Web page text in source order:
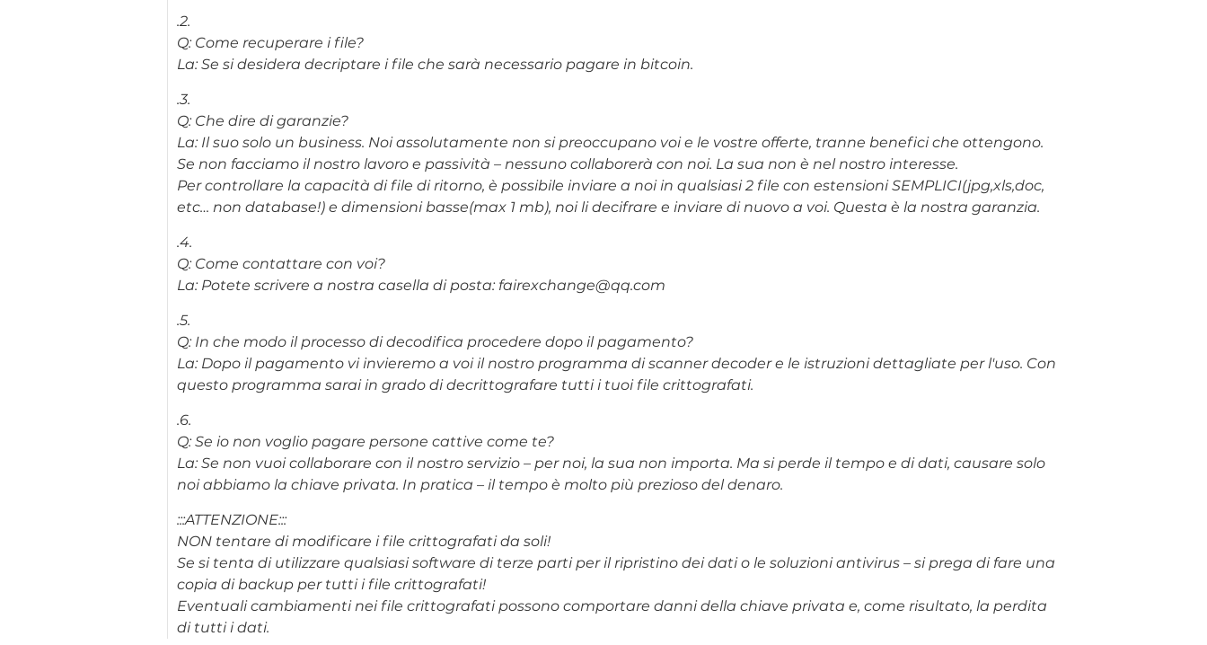
.2.
Q: Come recuperare i file?
La: Se si desidera decriptare i file che sarà necessario pagare in bitcoin.
.3.
Q: Che dire di garanzie?
La: Il suo solo un business. Noi assolutamente non si preoccupano voi e le vostre offerte, tranne benefici che ottengono.
Se non facciamo il nostro lavoro e passività – nessuno collaborerà con noi. La sua non è nel nostro interesse.
Per controllare la capacità di file di ritorno, è possibile inviare a noi in qualsiasi 2 file con estensioni SEMPLICI(jpg,xls,doc,
etc… non database!) e dimensioni basse(max 1 mb), noi li decifrare e inviare di nuovo a voi. Questa è la nostra garanzia.
.4.
Q: Come contattare con voi?
La: Potete scrivere a nostra casella di posta: fairexchange@qq.com
.5.
Q: In che modo il processo di decodifica procedere dopo il pagamento?
La: Dopo il pagamento vi invieremo a voi il nostro programma di scanner decoder e le istruzioni dettagliate per l'uso. Con
questo programma sarai in grado di decrittografare tutti i tuoi file crittografati.
.6.
Q: Se io non voglio pagare persone cattive come te?
La: Se non vuoi collaborare con il nostro servizio – per noi, la sua non importa. Ma si perde il tempo e di dati, causare solo
noi abbiamo la chiave privata. In pratica – il tempo è molto più prezioso del denaro.
:::ATTENZIONE:::
NON tentare di modificare i file crittografati da soli!
Se si tenta di utilizzare qualsiasi software di terze parti per il ripristino dei dati o le soluzioni antivirus – si prega di fare una
copia di backup per tutti i file crittografati!
Eventuali cambiamenti nei file crittografati possono comportare danni della chiave privata e, come risultato, la perdita
di tutti i dati.